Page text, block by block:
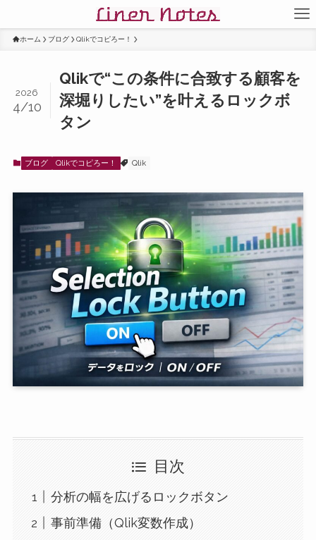
ホーム ブログ Qlikでコピろー！
Qlikで“この条件に合致する顧客を
深堀りしたい”を叶えるロックボ
タン
2026
4/10
ブログ Qlikでコピろー！ Qlik
目次
分析の幅を広げるロックボタン
事前準備（Qlik変数作成）